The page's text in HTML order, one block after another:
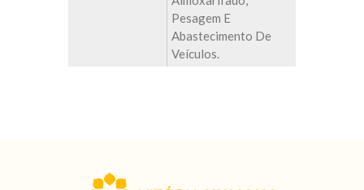
Pesagem E
Abastecimento De
Veículos.